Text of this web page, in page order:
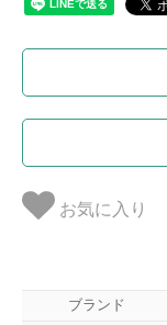
お気に入り
ブランド